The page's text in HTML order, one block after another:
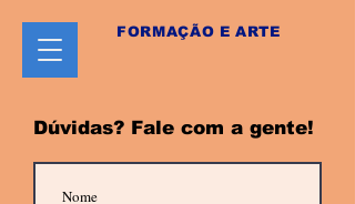
FORMAÇÃO E ARTE
Dúvidas? Fale com a gente!